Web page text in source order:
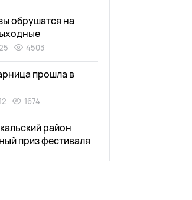
обрушатся на
4503
прошла в
1674
район
приз фестиваля